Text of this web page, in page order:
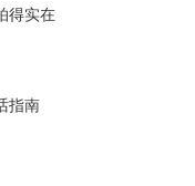
得实在
指南